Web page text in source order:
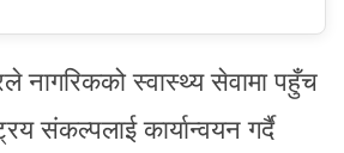
नागरिकको स्वास्थ्य सेवामा पहुँच
संकल्पलाई कार्यान्वयन गर्दै